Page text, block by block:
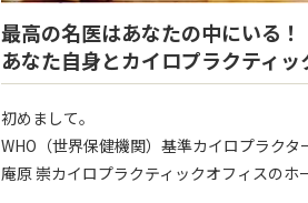
最高の名医はあなたの中にいる！
あなた自身とカイロプラクティ
初めまして。
WHO（世界保健機関）基準カイロプラク
庵原 崇カイロプラクティックオフィスの